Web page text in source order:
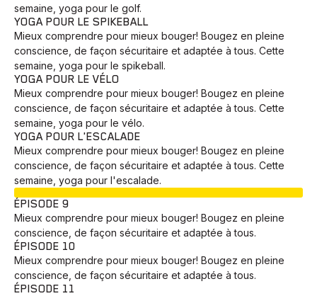
semaine, yoga pour le golf.
YOGA POUR LE SPIKEBALL
Mieux comprendre pour mieux bouger! Bougez en pleine
conscience, de façon sécuritaire et adaptée à tous. Cette
semaine, yoga pour le spikeball.
YOGA POUR LE VÉLO
Mieux comprendre pour mieux bouger! Bougez en pleine
conscience, de façon sécuritaire et adaptée à tous. Cette
semaine, yoga pour le vélo.
YOGA POUR L'ESCALADE
Mieux comprendre pour mieux bouger! Bougez en pleine
conscience, de façon sécuritaire et adaptée à tous. Cette
semaine, yoga pour l'escalade.
ÉPISODE 9
Mieux comprendre pour mieux bouger! Bougez en pleine
conscience, de façon sécuritaire et adaptée à tous.
ÉPISODE 10
Mieux comprendre pour mieux bouger! Bougez en pleine
conscience, de façon sécuritaire et adaptée à tous.
ÉPISODE 11